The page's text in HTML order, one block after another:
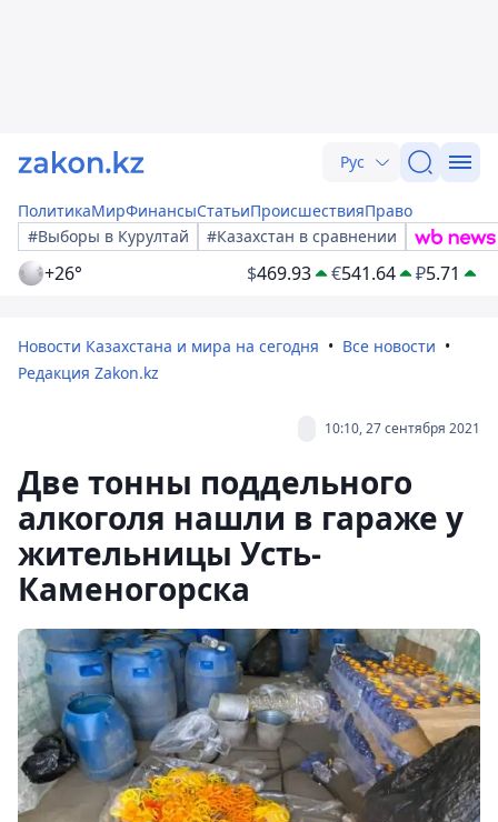
Рус
ПолитикаМирФинансыСтатьиПроисшествияПраво
#Выборы в Курултай
#Казахстан в сравнении
+26° $469.93 €541.64 ₽5.71
Новости Казахстана и мира на сегодня
Все новости
Редакция Zakon.kz
10:10, 27 сентября 2021
Две тонны поддельного
алкоголя нашли в гараже у
жительницы Усть-
Каменогорска